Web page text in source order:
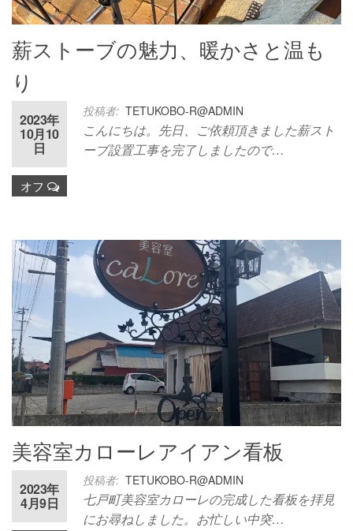
薪ストーブの魅力、暖かさと温も
り
投稿者: TETUKOBO-R@ADMIN
2023年
10月10
日
オフ
こんにちは。先日、ご依頼頂きました薪スト
ーブ設置工事を完了しましたので…
美容室カローレアイアン看板
投稿者: TETUKOBO-R@ADMIN
2023年
4月9日
七戸町美容室カローレの完成した看板を拝見
にお尋ねしました。お忙しい中突…